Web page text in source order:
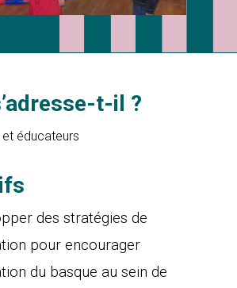
t-il ?
et éducateurs
des stratégies de
pour encourager
du basque au sein de